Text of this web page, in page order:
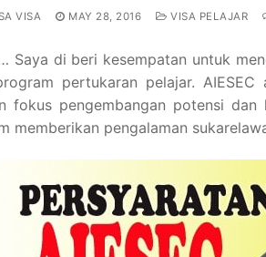
VISA MAY 28, 2016 VISA PELAJAR
Saya di beri kesempatan untuk
pertukaran pelajar.
fokus pengembangan potensi
memberikan pengalaman